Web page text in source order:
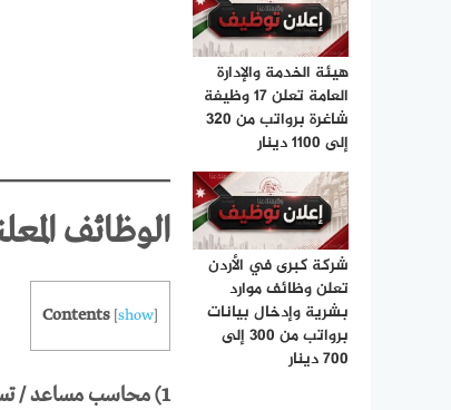
هيئة الخدمة والإدارة
العامة تعلن 17 وظيفة
شاغرة برواتب من 320
إلى 1100 دينار
شركة كبرى في الأردن
تعلن وظائف موارد
بشرية وإدخال بيانات
برواتب من 300 إلى
700 دينار
الوظائف
Contents [show]
1) محاسب مساعد / تسليف